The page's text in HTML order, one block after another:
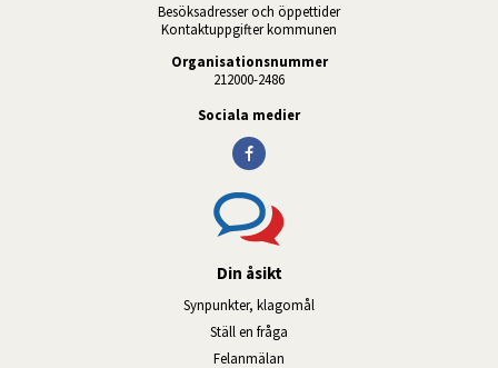
Besöksadresser och öppettider
Kontaktuppgifter kommunen
Organisationsnummer
212000-2486
Sociala medier
Din åsikt
Synpunkter, klagomål
Ställ en fråga
Felanmälan